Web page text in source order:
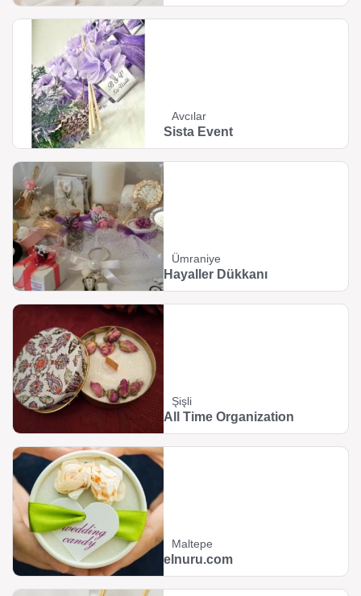
Avcılar
Sista Event
Ümraniye
Hayaller Dükkanı
Şişli
All Time Organization
Maltepe
elnuru.com